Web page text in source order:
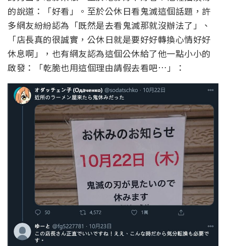
的說道：「好看」。至於公休日看鬼滅這個話題，許
多網友紛紛認為「既然是去看鬼滅那就沒辦法了」、
「店長真的很誠實，公休日就是要好好轉換心情好好
休息啊」，也有網友認為這個公休給了他一點小小的
啟發：「乾脆也用這個理由請假去看吧…」：